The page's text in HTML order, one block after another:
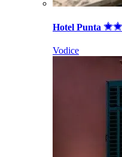
Hotel Punta
Vodice